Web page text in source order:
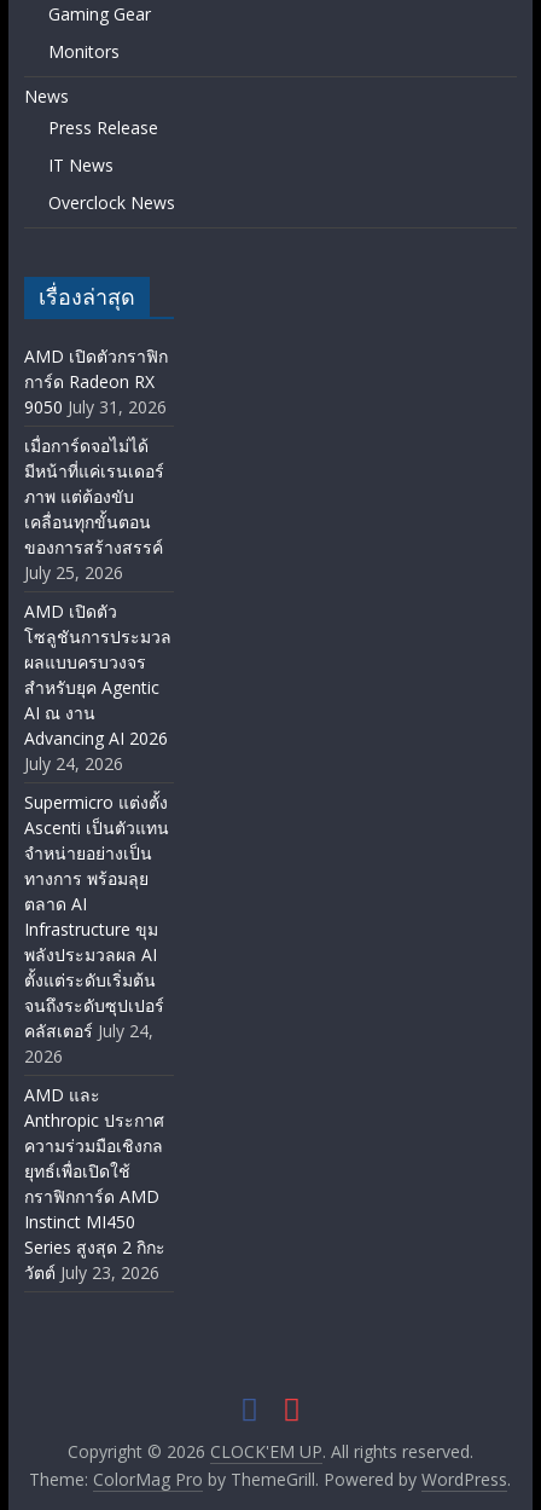
Gaming Gear
Monitors
News
Press Release
IT News
Overclock News
เรื่องล่าสุด
AMD เปิดตัวกราฟิก
การ์ด Radeon RX
9050 July 31, 2026
เมื่อการ์ดจอไม่ได้
มีหน้าที่แค่เรนเดอร์
ภาพ แต่ต้องขับ
เคลื่อนทุกขั้นตอน
ของการสร้างสรรค์
July 25, 2026
AMD เปิดตัว
โซลูชันการประมวล
ผลแบบครบวงจร
สำหรับยุค Agentic
AI ณ งาน
Advancing AI 2026
July 24, 2026
Supermicro แต่งตั้ง
Ascenti เป็นตัวแทน
จำหน่ายอย่างเป็น
ทางการ พร้อมลุย
ตลาด AI
Infrastructure ขุม
พลังประมวลผล AI
ตั้งแต่ระดับเริ่มต้น
จนถึงระดับซุปเปอร์
คลัสเตอร์ July 24,
2026
AMD และ
Anthropic ประกาศ
ความร่วมมือเชิงกล
ยุทธ์เพื่อเปิดใช้
กราฟิกการ์ด AMD
Instinct MI450
Series สูงสุด 2 กิกะ
วัตต์ July 23, 2026
Copyright © 2026 CLOCK'EM UP. All rights reserved.
Theme: ColorMag Pro by ThemeGrill. Powered byWordPress.